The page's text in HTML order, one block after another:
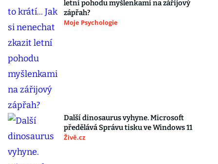
letní pohodu myšlenkami na zářijový
zápřah?
Moje Psychologie
Další dinosaurus vyhyne. Microsoft
předělává Správu tisku ve Windows 11
Živě.cz